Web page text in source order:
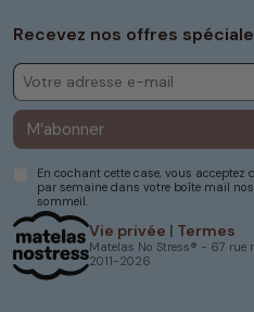
circule autour. Ce design
dans les chambres où
Nos matelas sont
s’ajuster parfaitement à
s’agisse d’un lit
sophistiqué. Avec nos
garantie d’un produit qui
esthétique et longévité.
Des
Vie privée | Termes
Matelas No Stress® - 67
2011-2026
Recevez nos offres
M’abonner
En cochant cette case, vous acceptez
par semaine dans votre boîte mail
sommeil.